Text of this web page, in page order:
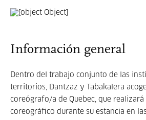
Información general
Dentro del trabajo conjunto de las
territorios, Dantzaz y Tabakalera
coreógrafo/a de Quebec, que
coreográfico durante su estancia en